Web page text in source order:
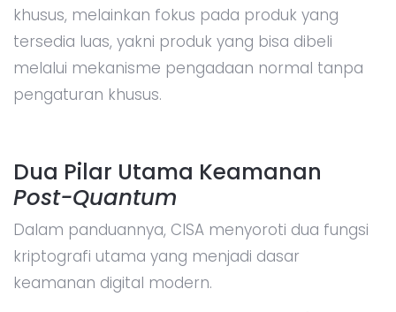
khusus, melainkan fokus pada produk yang
tersedia luas, yakni produk yang bisa dibeli
melalui mekanisme pengadaan normal tanpa
pengaturan khusus.
Dua Pilar Utama Keamanan
Post-Quantum
Dalam panduannya, CISA menyoroti dua fungsi
kriptografi utama yang menjadi dasar
keamanan digital modern.